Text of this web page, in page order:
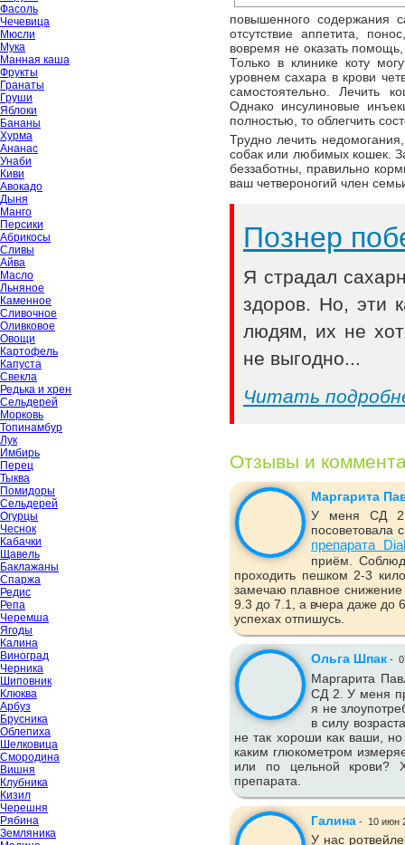
Фасоль
Чечевица
Мюсли
Мука
Манная каша
Фрукты
Гранаты
Груши
Яблоки
Бананы
Хурма
Ананас
Унаби
Киви
Авокадо
Дыня
Манго
Персики
Абрикосы
Сливы
Айва
Масло
Льняное
Каменное
Сливочное
Оливковое
Овощи
Картофель
Капуста
Свекла
Редька и хрен
Сельдерей
Морковь
Топинамбур
Лук
Имбирь
Перец
Тыква
Помидоры
Сельдерей
Огурцы
Чеснок
Кабачки
Щавель
Баклажаны
Спаржа
Редис
Репа
Черемша
Ягоды
Калина
Виноград
Черника
Шиповник
Клюква
Арбуз
Брусника
Облепиха
Шелковица
Смородина
Вишня
Клубника
Кизил
Черешня
Рябина
Земляника
повышенного содержания
отсутствие аппетита,
вовремя не оказать
Только в клинике коту
уровнем сахара в крови
самостоятельно. Лечить
Однако инсулиновые
полностью, то облегчить
Трудно лечить
собак или любимых кошек.
беззаботны, правильно
ваш четвероногий член
Познер
Я страдал
здоров. Но, эти
людям, их не
не выгодно...
Читать
Отзывы и
Маргарита
У меня СД 2
посоветовала
препарата
приём.
проходить пешком 2-3
замечаю плавное снижение
9.3 до 7.1, а вчера даже до
успехах отпишусь.
Ольга Шпак -
Маргарита
СД 2. У меня
я не
в силу
не так хороши как ваши,
каким глюкометром
или по цельной крови?
препарата.
Галина - 10 июн
У нас